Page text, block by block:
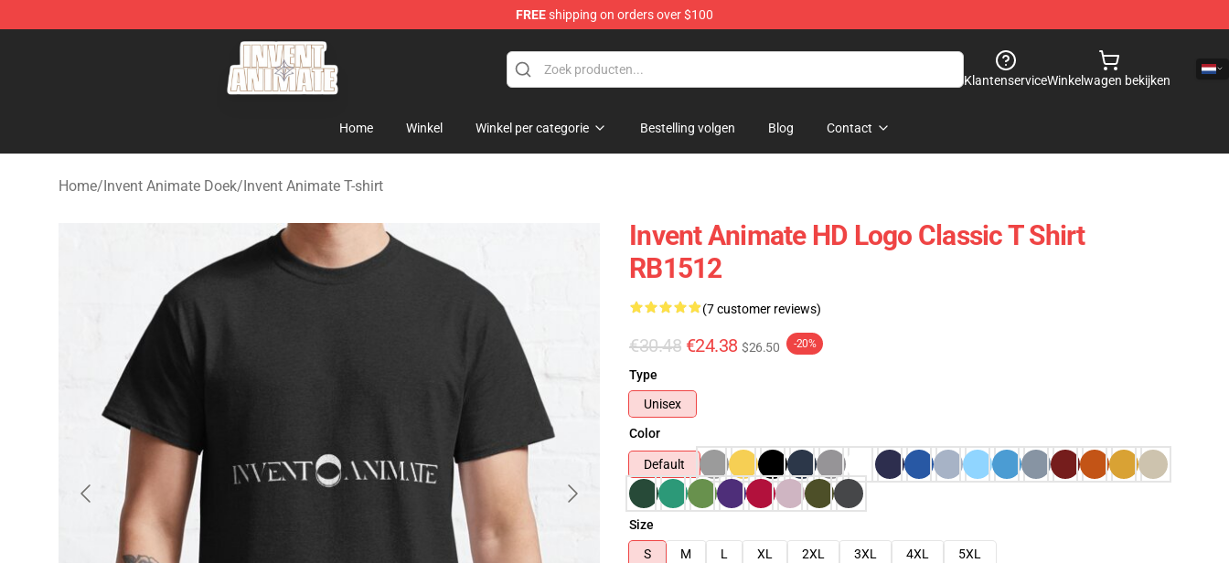
FREEshipping on orders over $100
Invent Animate Shop - Official Invent Animate Merchandise Store
KlantenserviceWinkelwagen bekijken
Home Winkel Winkel per categorie Bestelling volgen Blog Contact
Home/Invent Animate Doek/Invent Animate T-shirt
Invent Animate HD Logo Classic T Shirt
RB1512
(7 customer reviews)
€30.48 €24.38 $26.50 -20%
Type
Unisex
Color
Default
Size
S
M L XL 2XL 3XL 4XL
5XL